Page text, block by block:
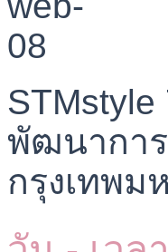
พัฒนาการ
กรุงเทพม